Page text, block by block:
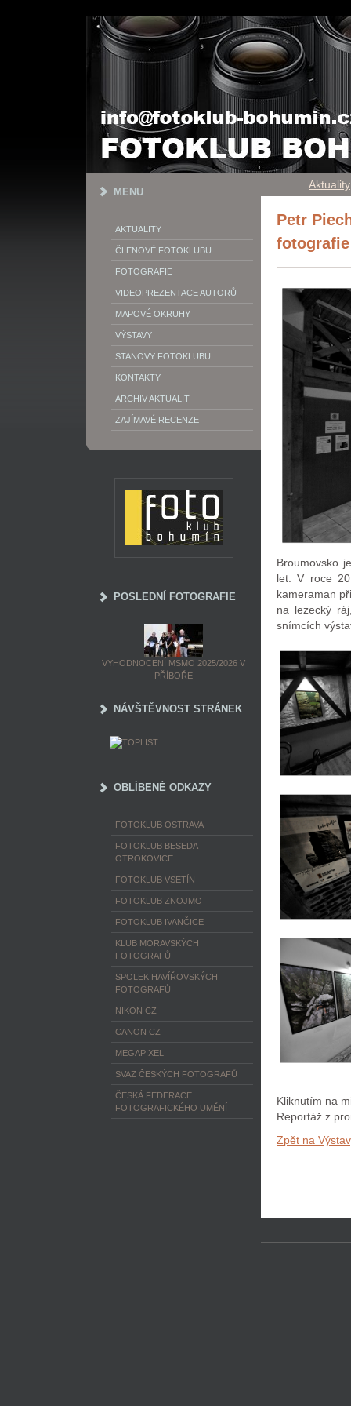
MENU
AKTUALITY
ČLENOVÉ FOTOKLUBU
FOTOGRAFIE
VIDEOPREZENTACE AUTORŮ
MAPOVÉ OKRUHY
VÝSTAVY
STANOVY FOTOKLUBU
KONTAKTY
ARCHIV AKTUALIT
ZAJÍMAVÉ RECENZE
POSLEDNÍ FOTOGRAFIE
VYHODNOCENÍ MSMO 2025/2026 V
PŘÍBOŘE
NÁVŠTĚVNOST STRÁNEK
OBLÍBENÉ ODKAZY
FOTOKLUB OSTRAVA
FOTOKLUB BESEDA
OTROKOVICE
FOTOKLUB VSETÍN
FOTOKLUB ZNOJMO
FOTOKLUB IVANČICE
KLUB MORAVSKÝCH
FOTOGRAFŮ
SPOLEK HAVÍŘOVSKÝCH
FOTOGRAFŮ
NIKON CZ
CANON CZ
MEGAPIXEL
SVAZ ČESKÝCH FOTOGRAFŮ
ČESKÁ FEDERACE
FOTOGRAFICKÉHO UMĚNÍ
Aktuality
Petr
fotografie
Broumovsko
let. V roce
kameraman
na lezecký
snímcích
Kliknutím na
Reportáž z
Zpět na